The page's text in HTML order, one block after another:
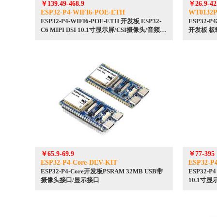
￥139.49-468.9
ESP32-P4-WIFI6-POE-ETH
ESP32-P4-WIFI6-POE-ETH 开发板 ESP32-
C6 MIPI DSI 10.1寸显示屏/CSI摄像头/音频喇
￥26.9-
ESP32-
开发板 板
￥65.9-69.9
ESP32-P4-Core-DEV-KIT
ESP32-P4-Core开发板PSRAM 32MB USB带
摄像头接口/显示接口
￥77-395
ESP32-
ESP32-
10.1寸显